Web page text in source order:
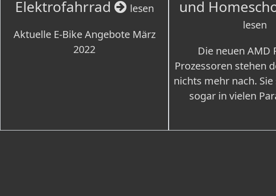
Elektrofahrrad
lesen
Aktuelle E-Bike Angebote März
2022
und
lesen
Die neuen AMD
Prozessoren stehen
nichts mehr nach.
sogar in vielen